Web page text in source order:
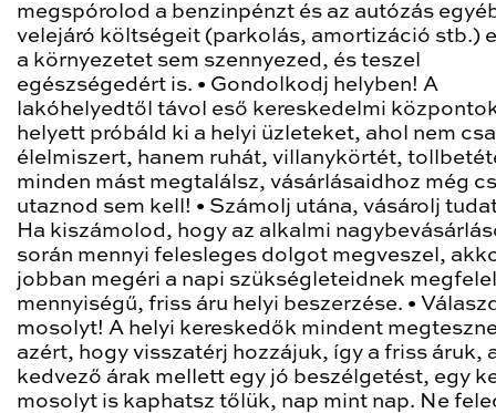
megspórolod a benzinpénzt és az autózás
velejáró költségeit (parkolás, amortizáció stb.)
a környezetet sem szennyezed, és teszel
egészségedért is. • Gondolkodj helyben! A
lakóhelyedtől távol eső kereskedelmi
helyett próbáld ki a helyi üzleteket, ahol nem
élelmiszert, hanem ruhát, villanykörtét,
minden mást megtalálsz, vásárlásaidhoz még
utaznod sem kell! • Számolj utána, vásárolj
Ha kiszámolod, hogy az alkalmi
során mennyi felesleges dolgot megveszel,
jobban megéri a napi szükségleteidnek
mennyiségű, friss áru helyi beszerzése. •
mosolyt! A helyi kereskedők mindent
azért, hogy visszatérj hozzájuk, így a friss áruk,
kedvező árak mellett egy jó beszélgetést, egy
mosolyt is kaphatsz tőlük, nap mint nap. Ne